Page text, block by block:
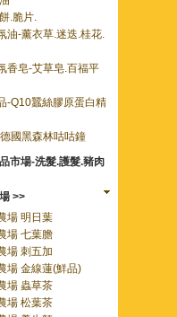
.脆片.
油-薰衣草.迷迭.桂花.
香皂-艾草皂.百福平
-Q10蠶絲膠原蛋白精
國黑森林咕咕鐘
市場-洗髮.護髮.豬肉
>>
場 明日葉
場 七葉膽
場 刺五加
場 金線蓮(鮮品)
場 蟲草茶
場 松葉茶